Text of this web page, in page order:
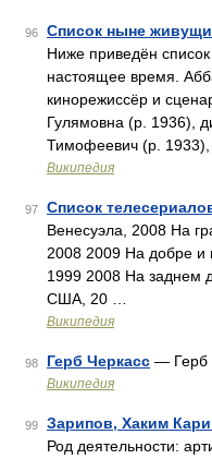
96 Список ныне
Ниже приведён
настоящее время.
кинорежиссёр и
Гулямовна (р. 1936),
Тимофеевич (р. 1933),
Википедия
97 Список
Венесуэла, 2008 На
2008 2009 На добре и
1999 2008 На заднем
США, 20 …
Википедия
98 Герб Черкасс — Герб
Википедия
99 Зарипов, Хаким
Род деятельности: